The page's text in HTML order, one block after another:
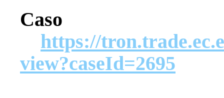
Caso
https://
view?caseId=2695